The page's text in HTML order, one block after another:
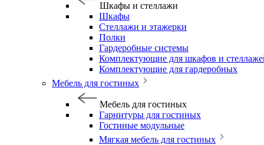
Шкафы и стеллажи
Шкафы
Стеллажи и этажерки
Полки
Гардеробные системы
Комплектующие для шкафов и
Комплектующие для гардеробных
Мебель для гостиных
Мебель для гостиных
Гарнитуры для гостиных
Гостиные модульные
Мягкая мебель для гостиных